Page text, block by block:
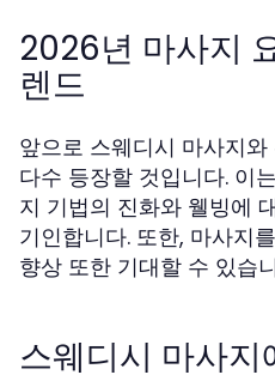
2026년 마사지
렌드
앞으로 스웨디시 마사지
다수 등장할 것입니다. 이
지 기법의 진화와 웰빙에
기인합니다. 또한, 마사지
향상 또한 기대할 수 있습
스웨디시 마사